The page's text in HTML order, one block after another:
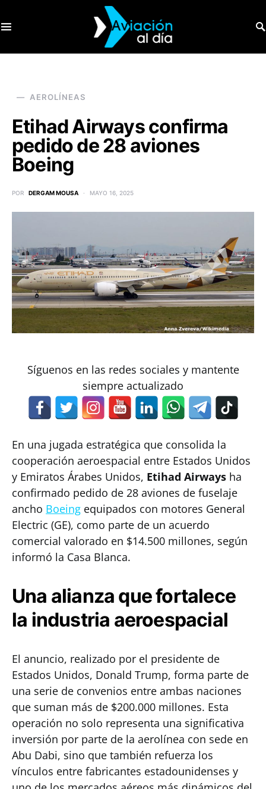
AEROLÍNEAS
Etihad Airways confirma
pedido de 28 aviones
Boeing
POR DERGAM MOUSA MAYO 16, 2025
Síguenos en las redes sociales y mantente
siempre actualizado
En una jugada estratégica que consolida la
cooperación aeroespacial entre Estados Unidos
y Emiratos Árabes Unidos, Etihad Airways ha
confirmado pedido de 28 aviones de fuselaje
ancho Boeing equipados con motores General
Electric (GE), como parte de un acuerdo
comercial valorado en $14.500 millones, según
informó la Casa Blanca.
Una alianza que fortalece
la industria aeroespacial
El anuncio, realizado por el presidente de
Estados Unidos, Donald Trump, forma parte de
una serie de convenios entre ambas naciones
que suman más de $200.000 millones. Esta
operación no solo representa una significativa
inversión por parte de la aerolínea con sede en
Abu Dabi, sino que también refuerza los
vínculos entre fabricantes estadounidenses y